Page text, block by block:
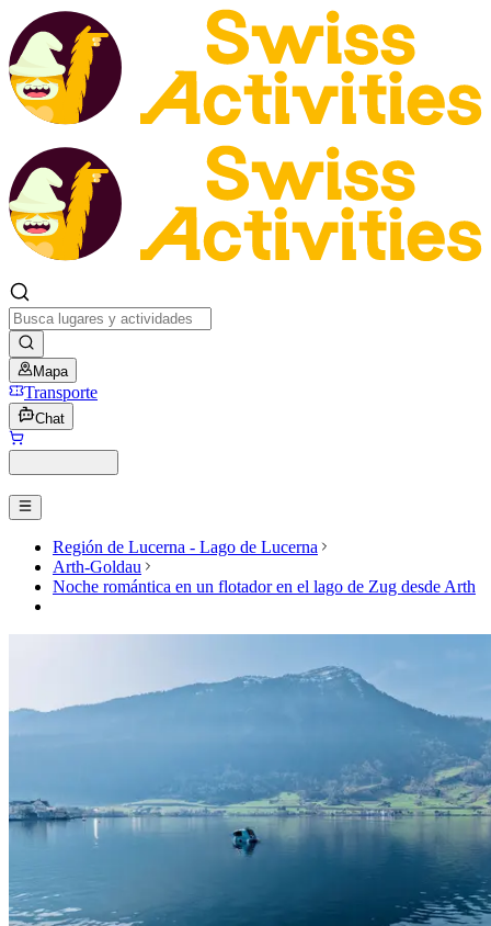
Mapa
Transporte
Chat
Región de Lucerna - Lago de Lucerna
Arth-Goldau
Noche romántica en un flotador en el lago de Zug desde Arth